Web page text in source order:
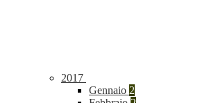
2017
Gennaio 2